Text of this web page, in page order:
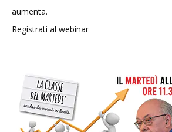
aumenta.
Registrati al webinar